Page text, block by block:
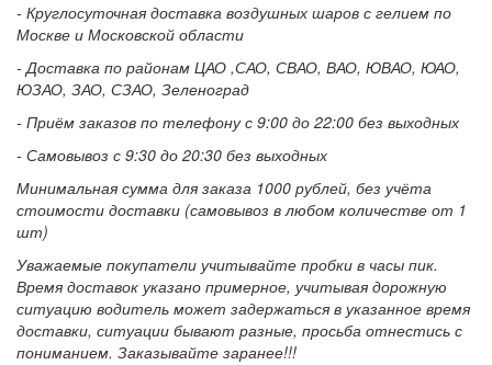
- Круглосуточная доставка воздушных шаров с гелием по
Москве и Московской области
- Доставка по районам ЦАО ,САО, СВАО, ВАО, ЮВАО, ЮАО,
ЮЗАО, ЗАО, СЗАО, Зеленоград
- Приём заказов по телефону с 9:00 до 22:00 без выходных
- Самовывоз с 9:30 до 20:30 без выходных
Минимальная сумма для заказа 1000 рублей, без учёта
стоимости доставки (самовывоз в любом количестве от 1
шт)
Уважаемые покупатели учитывайте пробки в часы пик.
Время доставок указано примерное, учитывая дорожную
ситуацию водитель может задержаться в указанное время
доставки, ситуации бывают разные, просьба отнестись с
пониманием. Заказывайте заранее!!!